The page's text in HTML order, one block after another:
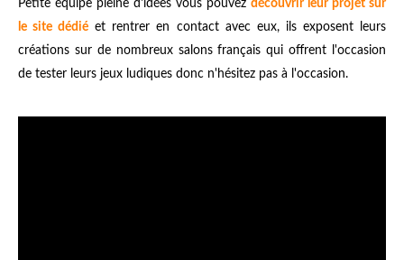
Petite équipe pleine d'idées vous pouvez découvrir leur projet sur
le site dédié et rentrer en contact avec eux, ils exposent leurs
créations sur de nombreux salons français qui offrent l'occasion
de tester leurs jeux ludiques donc n'hésitez pas à l'occasion.